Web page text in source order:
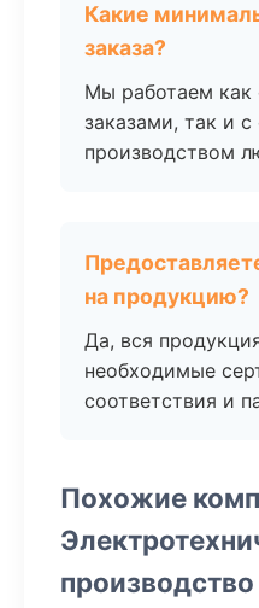
Какие
заказа?
Мы работаем как
заказами, так и
производством
на продукцию?
Да, вся
необходимые
соответствия и
Похожие
производство